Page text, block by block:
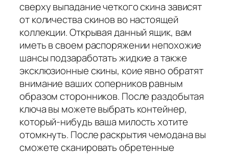
сверху выпадание четкого скина зависят
от количества скинов во настоящей
коллекции. Открывая данный ящик, вам
иметь в своем распоряжении непохожие
шансы подзаработать жидкие а также
эксклюзионные скины, коие явно обратят
внимание ваших соперников равным
образом сторонников. После раздобытая
ключа вы можете выбрать контейнер,
который-нибудь ваша милость хотите
отомкнуть. После раскрытия чемодана вы
сможете сканировать обретенные